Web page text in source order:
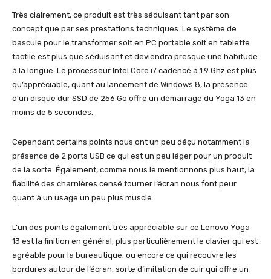
Très clairement, ce produit est très séduisant tant par son
concept que par ses prestations techniques. Le système de
bascule pour le transformer soit en PC portable soit en tablette
tactile est plus que séduisant et deviendra presque une habitude
à la longue. Le processeur Intel Core i7 cadencé à 1.9 Ghz est plus
qu’appréciable, quant au lancement de Windows 8, la présence
d’un disque dur SSD de 256 Go offre un démarrage du Yoga 13 en
moins de 5 secondes.
Cependant certains points nous ont un peu déçu notamment la
présence de 2 ports USB ce qui est un peu léger pour un produit
de la sorte. Également, comme nous le mentionnons plus haut, la
fiabilité des charnières censé tourner l’écran nous font peur
quant à un usage un peu plus musclé.
L’un des points également très appréciable sur ce Lenovo Yoga
13 est la finition en général, plus particulièrement le clavier qui est
agréable pour la bureautique, ou encore ce qui recouvre les
bordures autour de l’écran, sorte d’imitation de cuir qui offre un